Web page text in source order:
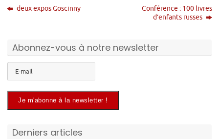
deux expos Goscinny
Conférence : 100 livres
d’enfants russes
Abonnez-vous à notre newsletter
Derniers articles